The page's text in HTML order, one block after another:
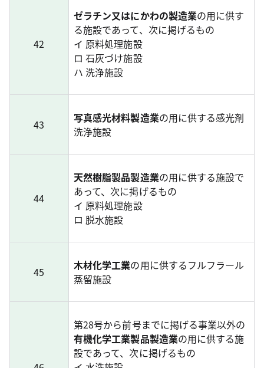
42
ゼラチン又はにかわの製造業の用に供す
る施設であって、次に掲げるもの
イ 原料処理施設
ロ 石灰づけ施設
ハ 洗浄施設
43 写真感光材料製造業の用に供する感光剤
洗浄施設
44
天然樹脂製品製造業の用に供する施設で
あって、次に掲げるもの
イ 原料処理施設
ロ 脱水施設
45 木材化学工業の用に供するフルフラール
蒸留施設
第28号から前号までに掲げる事業以外の
有機化学工業製品製造業の用に供する施
設であって、次に掲げるもの